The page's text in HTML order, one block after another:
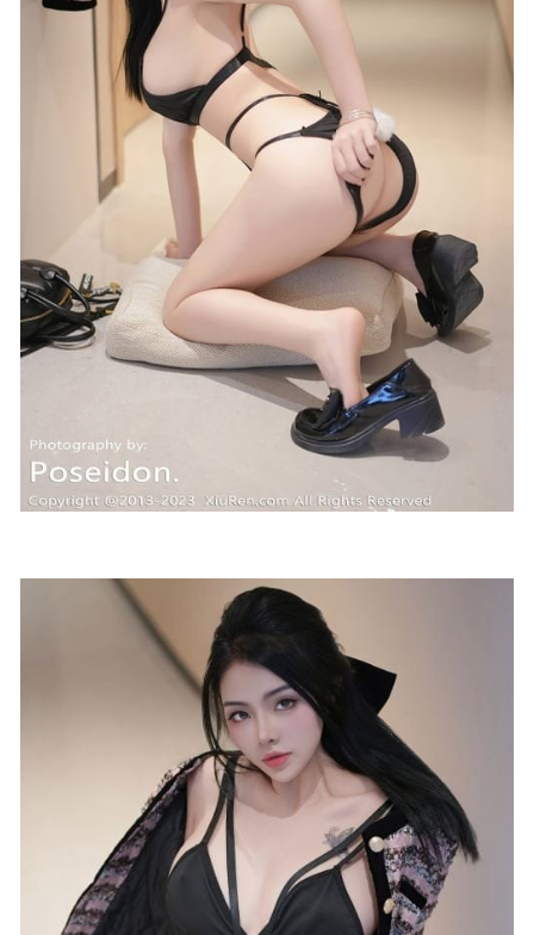
[Xiuren秀人网]2025.02.19 NO.9904 南乔[82+1P/747MB]
[Xiuren秀人网]2023.09.04 NO.7330 江真真[76+1P/682MB]
周叽是可爱兔兔 – NO.16 柴郡猫猫[35P/261MB] 2022-05-06